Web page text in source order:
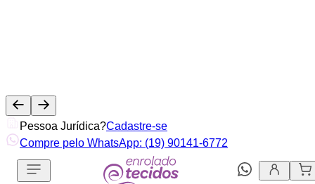
Pessoa Jurídica?Cadastre-se
Compre pelo WhatsApp: (19) 90141-6772